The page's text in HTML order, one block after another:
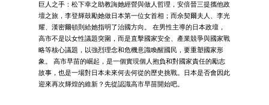
巨人之手：松下幸之助教誨她經營與做人哲理，安倍晉三提攜他政
壇之旅，李登輝鼓勵她做日本第一位女首相；而佘契爾夫人、李光
耀、漢密爾頓則給她指明了治國方向。 在男性主導的日本政壇，
高市不是以女性議題突圍，而是直擊國家安全、產業競爭與國家戰
略等核心議題，以強烈理念和危機意識喚醒國民，要重塑國家形
象。 高市早苗的崛起，是一個實現個人抱負和對國家責任的勵志
故事，也是一場對日本未來何去何從的歷史挑戰。日本是否會因此
迎來再次輝煌的維新？先從認識高市早苗開始吧。